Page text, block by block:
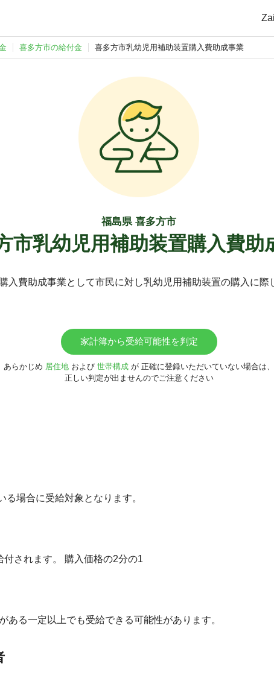
喜多方市の給付金 喜多方市乳幼児用補助装置購入費助成事業
福島県 喜多方市
市乳幼児用補助装置購入費助
入費助成事業として市民に対し乳幼児用補助装置の購入に際
家計簿から受給可能性を判定
あらかじめ 居住地および 世帯構成が 正確に登録いただいていない場合は、
正しい判定が出ませんのでご注意ください
る場合に受給対象となります。
付されます。 購入価格の2分の1
ある一定以上でも受給できる可能性があります。